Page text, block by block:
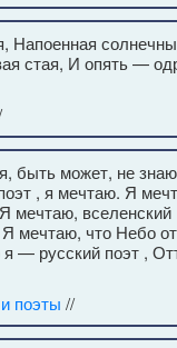
Напоенная
стая, И опять —
быть может, не
, я мечтаю. Я
мечтаю, вселенский
мечтаю, что Небо
— русский поэт ,
поэты //